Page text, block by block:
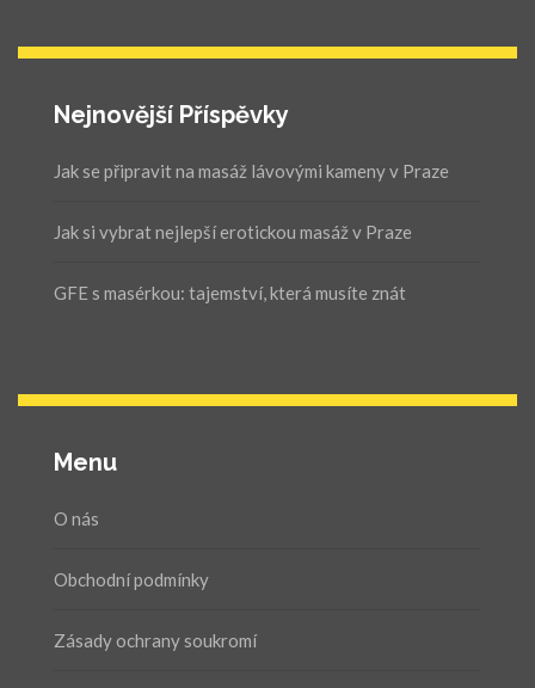
Nejnovější Příspěvky
Jak se připravit na masáž lávovými kameny v Praze
Jak si vybrat nejlepší erotickou masáž v Praze
GFE s masérkou: tajemství, která musíte znát
Menu
O nás
Obchodní podmínky
Zásady ochrany soukromí